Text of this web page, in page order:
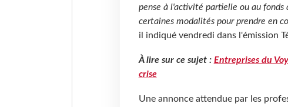
pense à l'activité partielle ou au
certaines modalités pour prendre en
il indiqué vendredi dans l'émission
À lire sur ce sujet : Entreprises du
crise
Une annonce attendue par les